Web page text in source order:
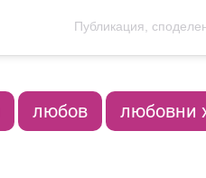
Публикация,
любов любовни